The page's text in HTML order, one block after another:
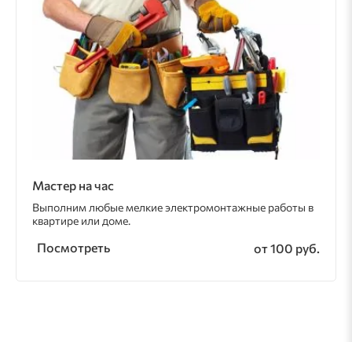
Мастер на час
Выполним любые мелкие электромонтажные работы в
квартире или доме.
Посмотреть от 100 руб.